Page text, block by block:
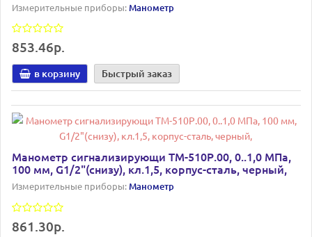
Измерительные приборы:Манометр
853.46р.
в корзину Быстрый заказ
Манометр сигнализирующи ТМ-510Р.00, 0..1,0 МПа,
100 мм, G1/2"(снизу), кл.1,5, корпус-сталь, черный,
Измерительные приборы:Манометр
861.30р.